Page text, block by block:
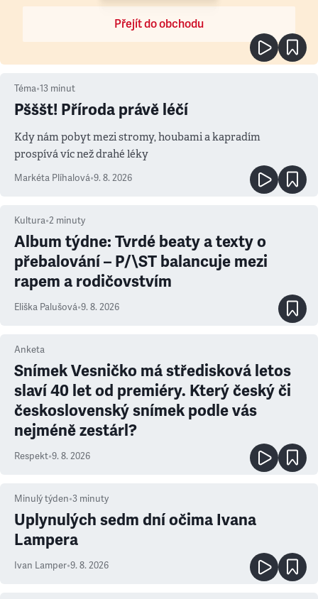
Přejít do obchodu
Téma•13 minut
Pšššt! Příroda právě léčí
Kdy nám pobyt mezi stromy, houbami a kapradím
prospívá víc než drahé léky
Markéta Plíhalová•9. 8. 2026
Kultura•2 minuty
Album týdne: Tvrdé beaty a texty o
přebalování – P/\ST balancuje mezi
rapem a rodičovstvím
Eliška Palušová•9. 8. 2026
Anketa
Snímek Vesničko má středisková letos
slaví 40 let od premiéry. Který český či
československý snímek podle vás
nejméně zestárl?
Respekt•9. 8. 2026
Minulý týden•3 minuty
Uplynulých sedm dní očima Ivana
Lampera
Ivan Lamper•9. 8. 2026